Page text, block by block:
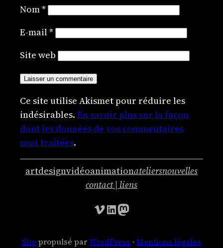
Nom*
E-mail*
Site web
Ce site utilise Akismet pour réduire les
indésirables.En savoir plus sur la façon
dont les données de vos commentaires
sont traitées.
artdesignvidéoanimationateliersnouvelles
contact | liens
Vimeo
LinkedIn
Mastodon
Site propulsé parWordPress · Mentions légales